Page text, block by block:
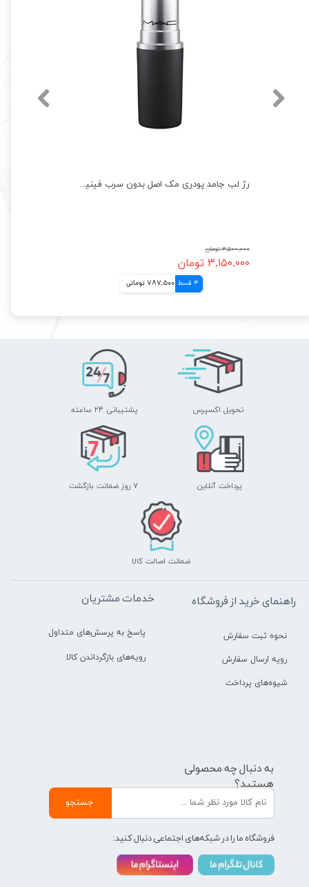
رژ لب جامد پودری مک اصل بدون سرب فینیش مات MAC Powder Lipstick
۳,۵۰۰,۰۰۰ تومان
۳,۱۵۰,۰۰۰ تومان
4 قسط 787,500 تومانی
تحویل اکسپرس پشتیبانی ۲۴ ساعته
پرداخت آنلاین ۷ روز ضمانت بازگشت
ضمانت اصالت کالا
راهنمای خرید از فروشگاه
نحوه ثبت سفارش
رویه ارسال سفارش
شیوه‌های پرداخت
خدمات مشتریان
پاسخ به پرسش‌های متداول
رویه‌های بازگرداندن کالا
به دنبال چه محصولی
هستید؟
جستجو
فروشگاه ما را در شبکه‌های اجتماعی دنبال کنید: